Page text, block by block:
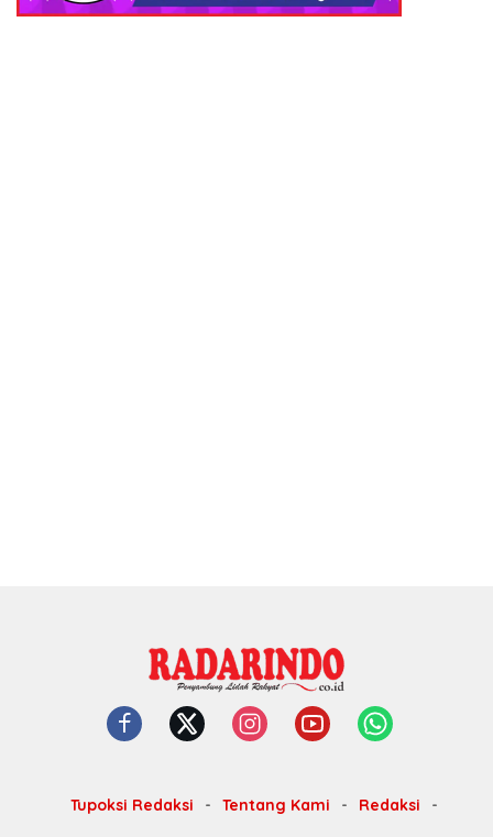
Tupoksi Redaksi Tentang Kami Redaksi